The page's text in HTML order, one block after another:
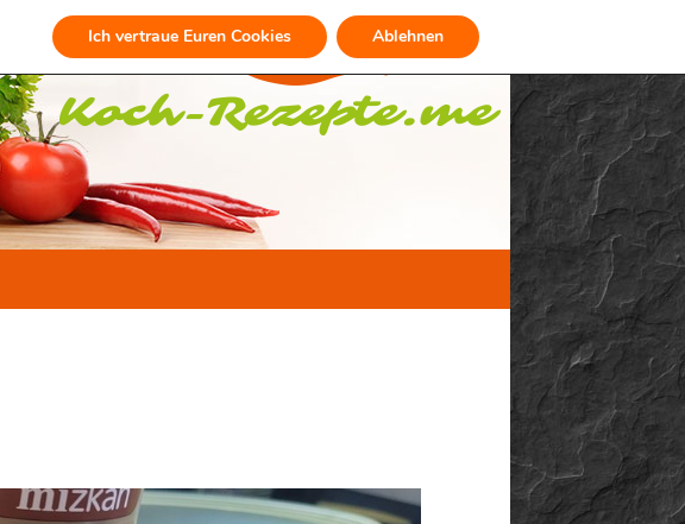
Ich vertraue Euren Cookies Ablehnen